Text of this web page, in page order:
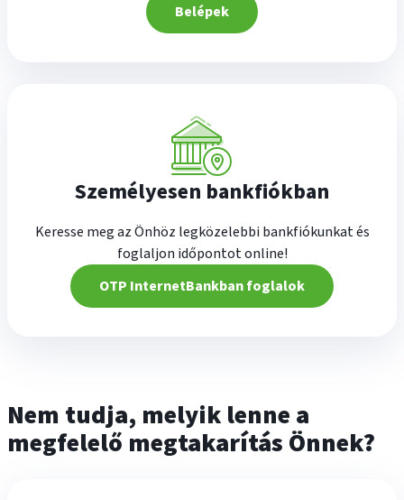
Belépek
Személyesen bankfiókban
Keresse meg az Önhöz legközelebbi bankfiókunkat és
foglaljon időpontot online!
OTP InternetBankban foglalok
Nem tudja, melyik lenne a
megfelelő megtakarítás Önnek?